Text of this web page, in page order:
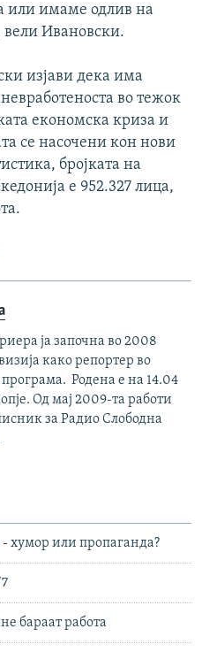
или имаме одлив на
Ивановски.
изјави дека има
во тежок
економска криза и
се насочени кон нови
бројката на
е 952.327 лица,
ја започна во 2008
како репортер во
Родена е на 14.04
Од мај 2009-та работи
за Радио Слободна
хумор или пропаганда?
бараат работа